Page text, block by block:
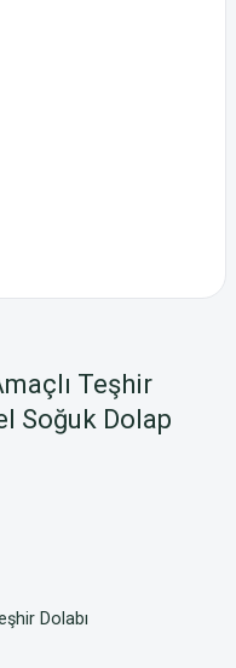
Teşhir
Soğuk Dolap
Dolabı